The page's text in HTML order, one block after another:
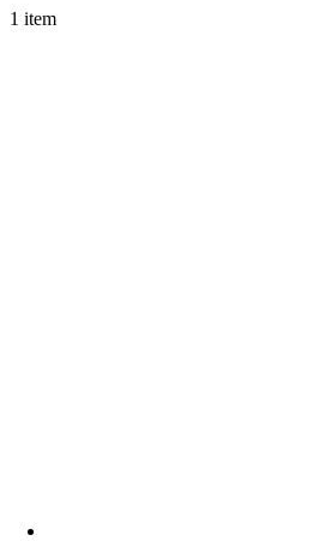
1 item